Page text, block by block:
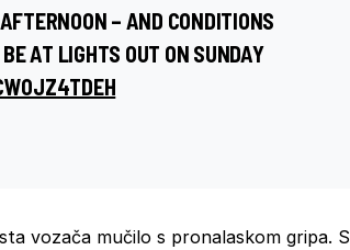
– AND CONDITIONS
AT LIGHTS OUT ON SUNDAY
vozača mučilo s pronalaskom gripa. S